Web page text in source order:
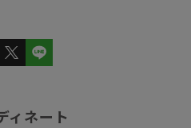
ィネート